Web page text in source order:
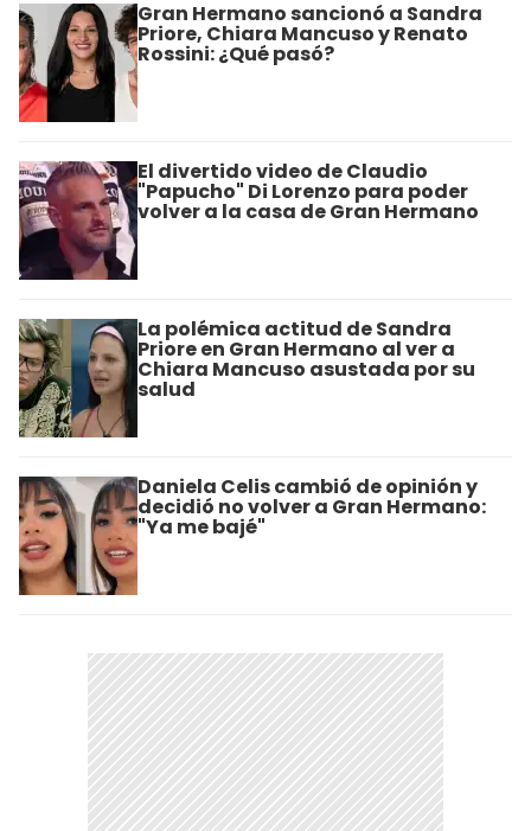
Gran Hermano sancionó a Sandra
Priore, Chiara Mancuso y Renato
Rossini: ¿Qué pasó?
El divertido video de Claudio
"Papucho" Di Lorenzo para poder
volver a la casa de Gran Hermano
La polémica actitud de Sandra
Priore en Gran Hermano al ver a
Chiara Mancuso asustada por su
salud
Daniela Celis cambió de opinión y
decidió no volver a Gran Hermano:
"Ya me bajé"